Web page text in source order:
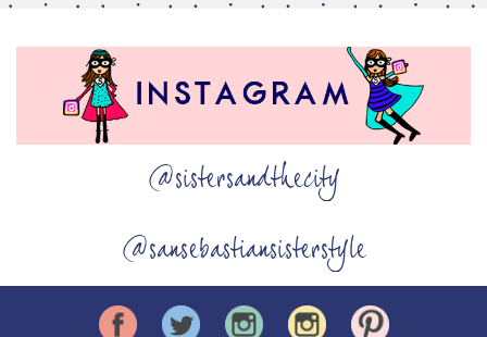
@sistersandthecity
@sansebastiansisterstyle